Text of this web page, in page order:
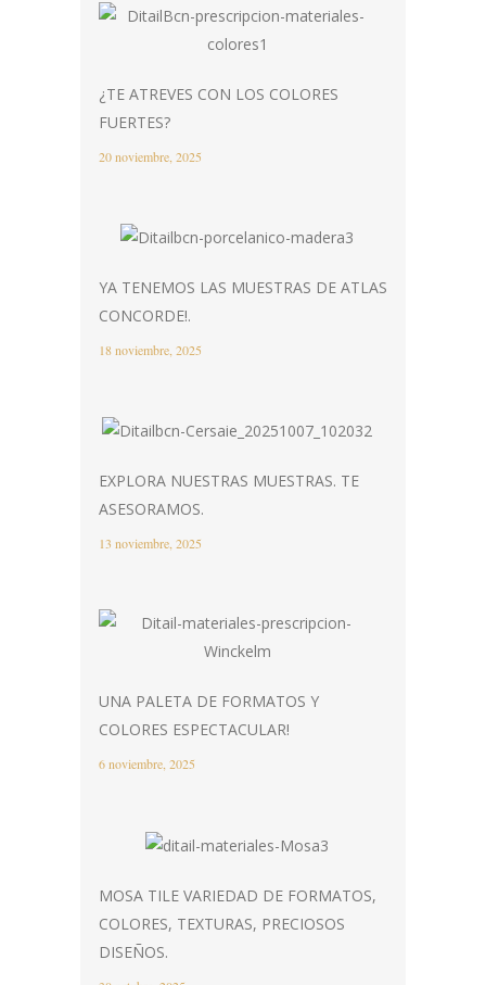
¿TE ATREVES CON LOS COLORES
FUERTES?
20 noviembre, 2025
YA TENEMOS LAS MUESTRAS DE ATLAS
CONCORDE!.
18 noviembre, 2025
EXPLORA NUESTRAS MUESTRAS. TE
ASESORAMOS.
13 noviembre, 2025
UNA PALETA DE FORMATOS Y
COLORES ESPECTACULAR!
6 noviembre, 2025
MOSA TILE VARIEDAD DE FORMATOS,
COLORES, TEXTURAS, PRECIOSOS
DISEÑOS.